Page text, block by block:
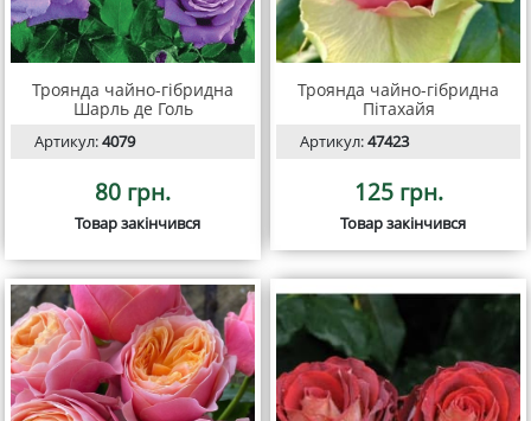
Троянда чайно-гібридна
Шарль де Голь
Артикул:4079
80 грн.
Товар закінчився
Троянда чайно-гібридна
Пітахайя
Артикул:47423
125 грн.
Товар закінчився